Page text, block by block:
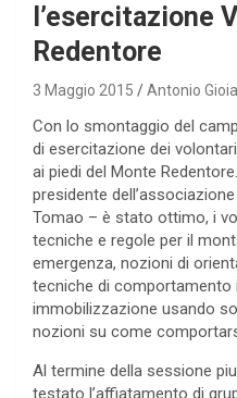
l’esercitazione
Redentore
3 Maggio 2015 Antonio Gioia
Con lo smontaggio del
di esercitazione dei
ai piedi del Monte
presidente
Tomao – è stato ottimo, i
tecniche e regole per il
emergenza, nozioni di
tecniche di comportamento
immobilizzazione usando
nozioni su come
Al termine della sessione
testato l’affiatamento di